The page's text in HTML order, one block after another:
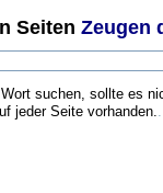
SeitenZeugen
suchen, sollte es
jeder Seite vorhanden.